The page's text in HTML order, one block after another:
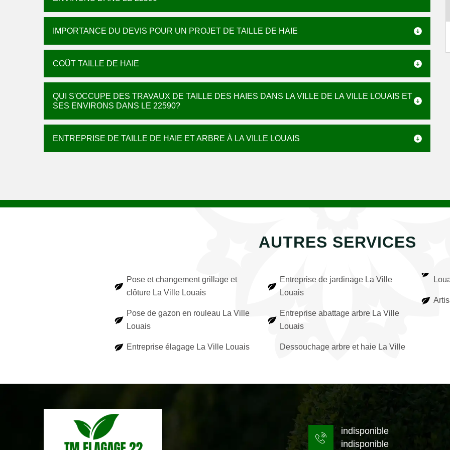
IMPORTANCE DU DEVIS POUR UN PROJET DE TAILLE DE HAIE
COÛT TAILLE DE HAIE
QUI S'OCCUPE DES TRAVAUX DE TAILLE DES HAIES DANS LA VILLE DE LA VILLE LOUAIS ET
SES ENVIRONS DANS LE 22590?
ENTREPRISE DE TAILLE DE HAIE ET ARBRE À LA VILLE LOUAIS
AUTRES SERVICES
Pose et changement grillage et
clôture La Ville Louais
Pose de gazon en rouleau La Ville
Louais
Entreprise élagage La Ville Louais
Entreprise de jardinage La Ville
Louais
Entreprise abattage arbre La Ville
Louais
Dessouchage arbre et haie La Ville
indisponible
indisponible